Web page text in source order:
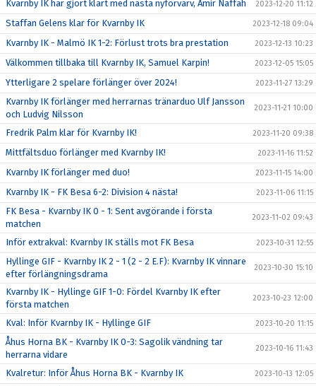
Kvarnby IK har gjort klart med nästa nyförvärv, Amir Naffah 2023-12-20 11:12
Staffan Gelens klar för Kvarnby IK 2023-12-18 09:04
Kvarnby IK - Malmö IK 1-2: Förlust trots bra prestation 2023-12-13 10:23
Välkommen tillbaka till Kvarnby IK, Samuel Karpin! 2023-12-05 15:05
Ytterligare 2 spelare förlänger över 2024! 2023-11-27 13:29
Kvarnby IK förlänger med herrarnas tränarduo Ulf Jansson
och Ludvig Nilsson
2023-11-21 10:00
Fredrik Palm klar för Kvarnby IK! 2023-11-20 09:38
Mittfältsduo förlänger med Kvarnby IK! 2023-11-16 11:52
Kvarnby IK förlänger med duo! 2023-11-15 14:00
Kvarnby IK - FK Besa 6-2: Division 4 nästa! 2023-11-06 11:15
FK Besa - Kvarnby IK 0 - 1: Sent avgörande i första
matchen
2023-11-02 09:43
Inför extrakval: Kvarnby IK ställs mot FK Besa 2023-10-31 12:55
Hyllinge GIF - Kvarnby IK 2 - 1 (2 - 2 E.F): Kvarnby IK vinnare
efter förlängningsdrama
2023-10-30 15:10
Kvarnby IK - Hyllinge GIF 1-0: Fördel Kvarnby IK efter
första matchen
2023-10-23 12:00
Kval: Inför Kvarnby IK - Hyllinge GIF 2023-10-20 11:15
Åhus Horna BK - Kvarnby IK 0-3: Sagolik vändning tar
herrarna vidare
2023-10-16 11:43
Kvalretur: Inför Åhus Horna BK - Kvarnby IK 2023-10-13 12:05